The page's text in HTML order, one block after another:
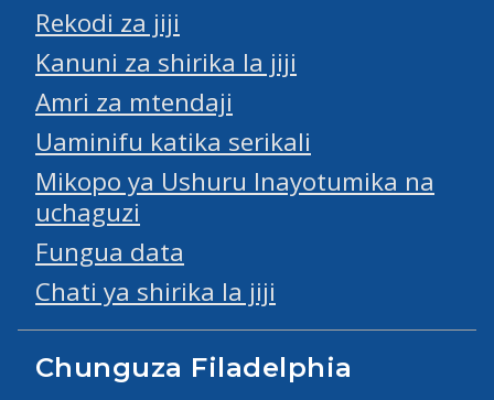
Rekodi za jiji
Kanuni za shirika la jiji
Amri za mtendaji
Uaminifu katika serikali
Mikopo ya Ushuru Inayotumika na
uchaguzi
Fungua data
Chati ya shirika la jiji
Chunguza Filadelphia